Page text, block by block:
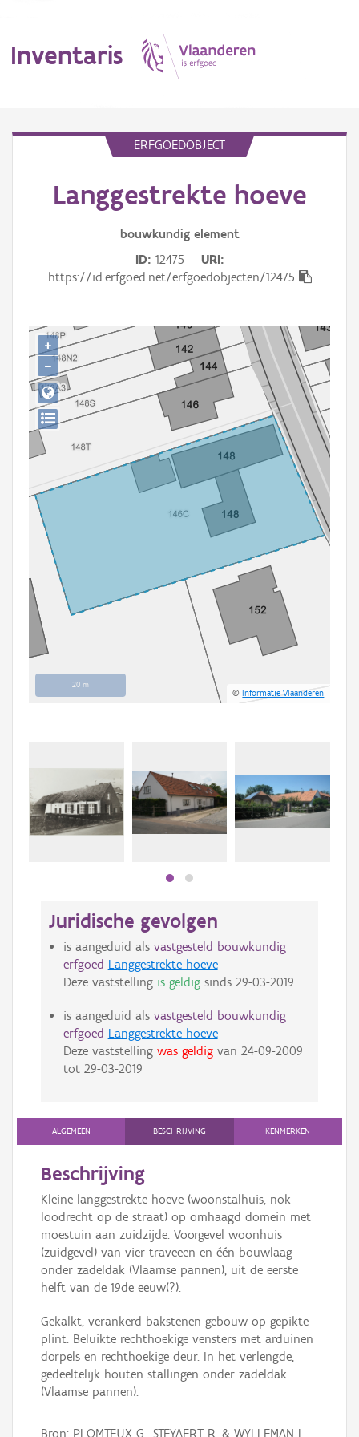
Inventaris
Erfgoedobject
Gebeurtenis
Persoon of collectief
Downloads
Hergebruik
ERFGOEDOBJECT
Langgestrekte hoeve
bouwkundig element
ID 12475
URI
https://id.erfgoed.net/erfgoedobjecten/12475
20 m
©Informatie Vlaanderen
+
−
Juridische gevolgen
is aangeduid als vastgesteld bouwkundig
erfgoed Langgestrekte hoeve
Deze vaststelling is geldigsinds 29-03-2019
is aangeduid als vastgesteld bouwkundig
erfgoed Langgestrekte hoeve
Deze vaststelling was geldigvan 24-09-2009
tot 29-03-2019
ALGEMEEN BESCHRIJVING KENMERKEN
Beschrijving
Kleine langgestrekte hoeve (woonstalhuis, nok
loodrecht op de straat) op omhaagd domein met
moestuin aan zuidzijde. Voorgevel woonhuis
(zuidgevel) van vier traveeën en één bouwlaag
onder zadeldak (Vlaamse pannen), uit de eerste
helft van de 19de eeuw(?).
Gekalkt, verankerd bakstenen gebouw op gepikte
plint. Beluikte rechthoekige vensters met arduinen
dorpels en rechthoekige deur. In het verlengde,
gedeeltelijk houten stallingen onder zadeldak
(Vlaamse pannen).
Bron: PLOMTEUX G., STEYAERT R. & WYLLEMAN L.